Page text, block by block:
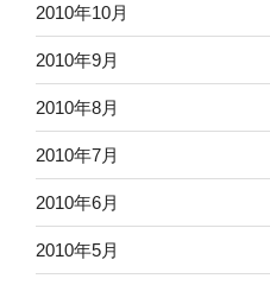
2010年10月
2010年9月
2010年8月
2010年7月
2010年6月
2010年5月